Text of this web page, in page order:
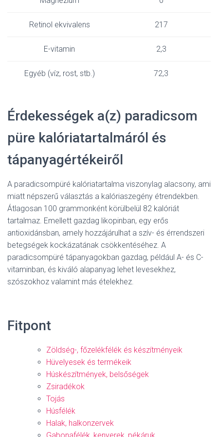
Retinol ekvivalens 217
E-vitamin 2,3
Egyéb (víz, rost, stb.) 72,3
Érdekességek a(z) paradicsom
püre kalóriatartalmáról és
tápanyagértékeiről
A paradicsompüré kalóriatartalma viszonylag alacsony, ami
miatt népszerű választás a kalóriaszegény étrendekben.
Átlagosan 100 grammonként körülbelül 82 kalóriát
tartalmaz. Emellett gazdag likopinban, egy erős
antioxidánsban, amely hozzájárulhat a szív- és érrendszeri
betegségek kockázatának csökkentéséhez. A
paradicsompüré tápanyagokban gazdag, például A- és C-
vitaminban, és kiváló alapanyag lehet levesekhez,
szószokhoz valamint más ételekhez.
Fitpont
Zöldség-, főzelékfélék és készítményeik
Hüvelyesek és termékeik
Húskészítmények, belsőségek
Zsiradékok
Tojás
Húsfélék
Halak, halkonzervek